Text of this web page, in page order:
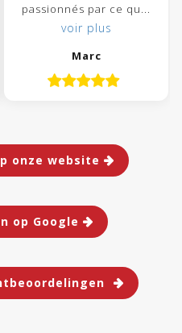
passionnés par ce qu...
voir plus
Marc
onze website
op Google